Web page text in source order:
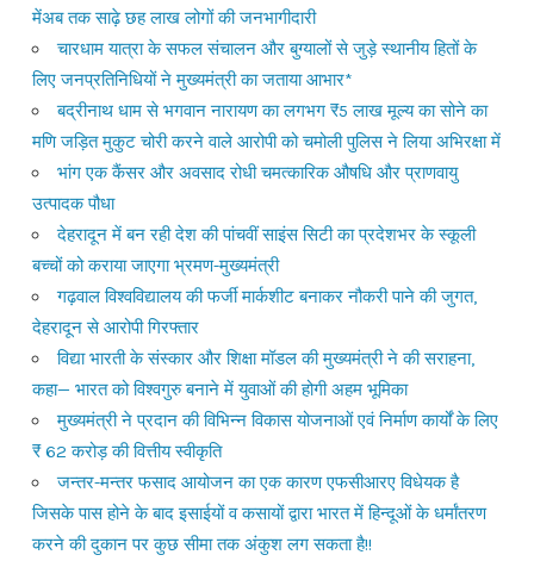
मेंअब तक साढ़े छह लाख लोगों की जनभागीदारी
चारधाम यात्रा के सफल संचालन और बुग्यालों से जुड़े स्थानीय हितों के
लिए जनप्रतिनिधियों ने मुख्यमंत्री का जताया आभार*
बद्रीनाथ धाम से भगवान नारायण का लगभग ₹5 लाख मूल्य का सोने का
मणि जड़ित मुकुट चोरी करने वाले आरोपी को चमोली पुलिस ने लिया अभिरक्षा में
भांग एक कैंसर और अवसाद रोधी चमत्कारिक औषधि और प्राणवायु
उत्पादक पौधा
देहरादून में बन रही देश की पांचवीं साइंस सिटी का प्रदेशभर के स्कूली
बच्चों को कराया जाएगा भ्रमण-मुख्यमंत्री
गढ़वाल विश्वविद्यालय की फर्जी मार्कशीट बनाकर नौकरी पाने की जुगत,
देहरादून से आरोपी गिरफ्तार
विद्या भारती के संस्कार और शिक्षा मॉडल की मुख्यमंत्री ने की सराहना,
कहा— भारत को विश्वगुरु बनाने में युवाओं की होगी अहम भूमिका
मुख्यमंत्री ने प्रदान की विभिन्न विकास योजनाओं एवं निर्माण कार्यों के लिए
₹ 62 करोड़ की वित्तीय स्वीकृति
जन्तर-मन्तर फसाद आयोजन का एक कारण एफसीआरए विधेयक है
जिसके पास होने के बाद इसाईयों व कसायों द्वारा भारत में हिन्दूओं के धर्मांतरण
करने की दुकान पर कुछ सीमा तक अंकुश लग सकता है!!